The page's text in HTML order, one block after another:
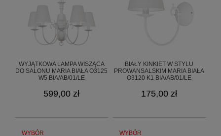
42-224 Częstochowa, Polska
info@goldsun-lampy.pl
WYJĄTKOWA LAMPA WISZĄCA
DO SALONU MARIA BIAŁA O3125
W5 BIA/AB/01/LE
599,00 zł
BIAŁY KINKIET W STYLU
PROWANSALSKIM MARIA BIAŁA
O3120 K1 BIA/AB/01/LE
175,00 zł
WYBÓR
WYBÓR